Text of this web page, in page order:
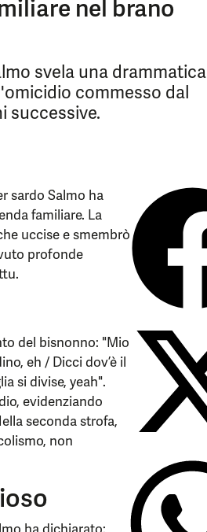
nel brano
svela una drammatica
commesso dal
successive.
sardo Salmo ha
familiare. La
uccise e smembrò
profonde
del bisnonno: "Mio
eh / Dicci dov’è il
si divise, yeah".
evidenziando
seconda strofa,
non